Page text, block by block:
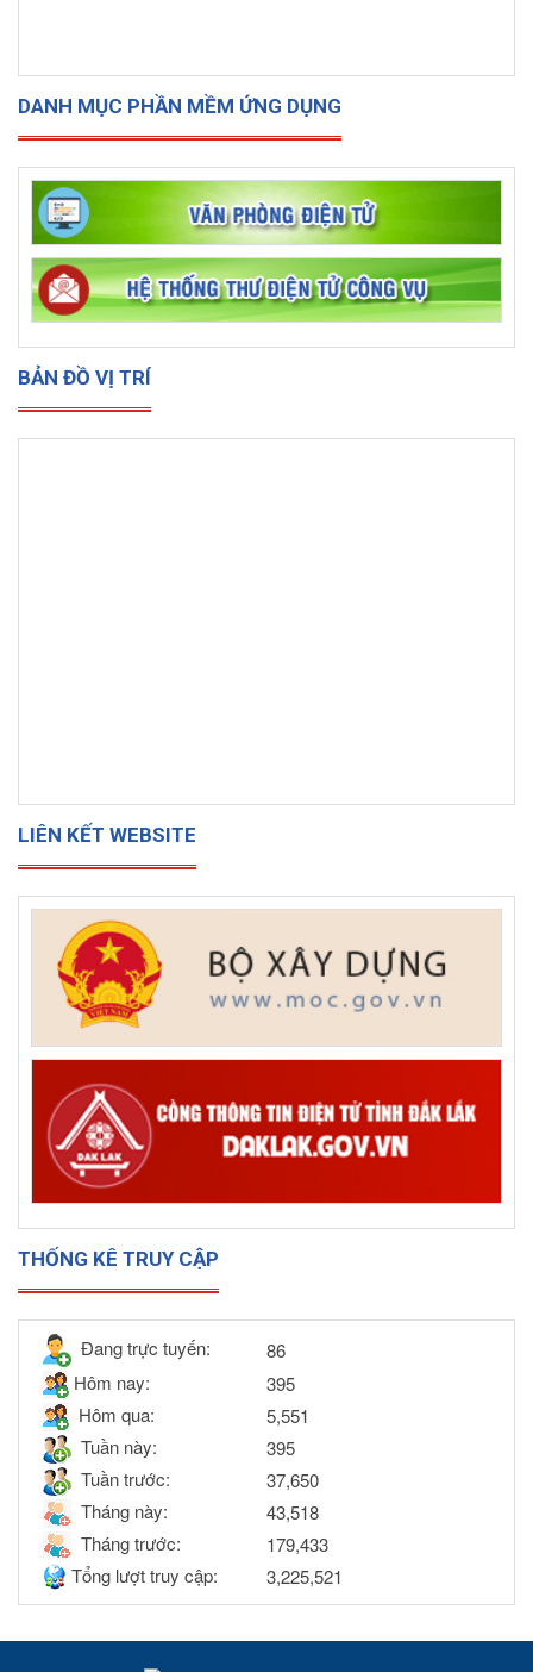
DANH MỤC PHẦN MỀM ỨNG DỤNG
LIÊN KẾT WEBSITE
THỐNG KÊ TRUY CẬP
Đang trực tuyến:
86
Hôm nay:
395
Hôm qua:
5,551
Tuần này:
395
Tuần trước:
37,650
Tháng này:
43,518
Tháng trước:
179,433